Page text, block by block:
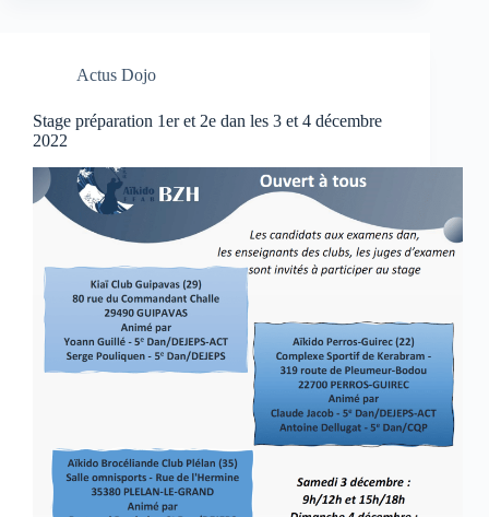
Actus Dojo
Stage préparation 1er et 2e dan les 3 et 4 décembre
2022